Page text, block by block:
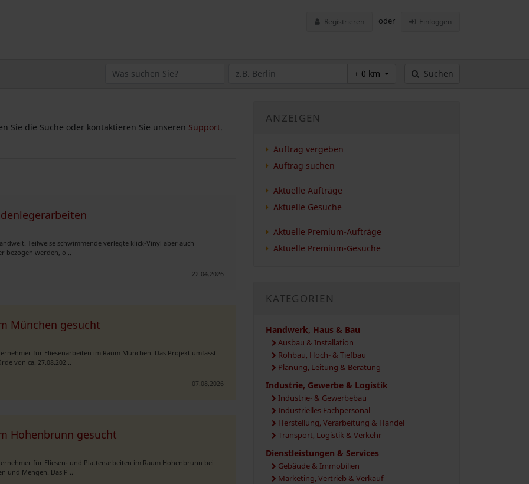
Registrieren oder Einloggen
+ 0 km Suchen
Sie die Suche oder kontaktieren Sie unseren Support.
Teilweise schwimmende verlegte klick-Vinyl aber auch
werden, o ..
22.04.2026
München gesucht
für Fliesenarbeiten im Raum München. Das Projekt umfasst
von ca. 27.08.202 ..
07.08.2026
Hohenbrunn gesucht
für Fliesen- und Plattenarbeiten im Raum Hohenbrunn bei
und Mengen. Das P ..
ANZEIGEN
Auftrag vergeben
Auftrag suchen
Aktuelle Aufträge
Aktuelle Gesuche
Aktuelle Premium-Aufträge
Aktuelle Premium-Gesuche
KATEGORIEN
Handwerk, Haus & Bau
Ausbau & Installation
Rohbau, Hoch- & Tiefbau
Planung, Leitung & Beratung
Industrie, Gewerbe & Logistik
Industrie- & Gewerbebau
Industrielles Fachpersonal
Herstellung, Verarbeitung & Handel
Transport, Logistik & Verkehr
Dienstleistungen & Services
Gebäude & Immobilien
Marketing, Vertrieb & Verkauf